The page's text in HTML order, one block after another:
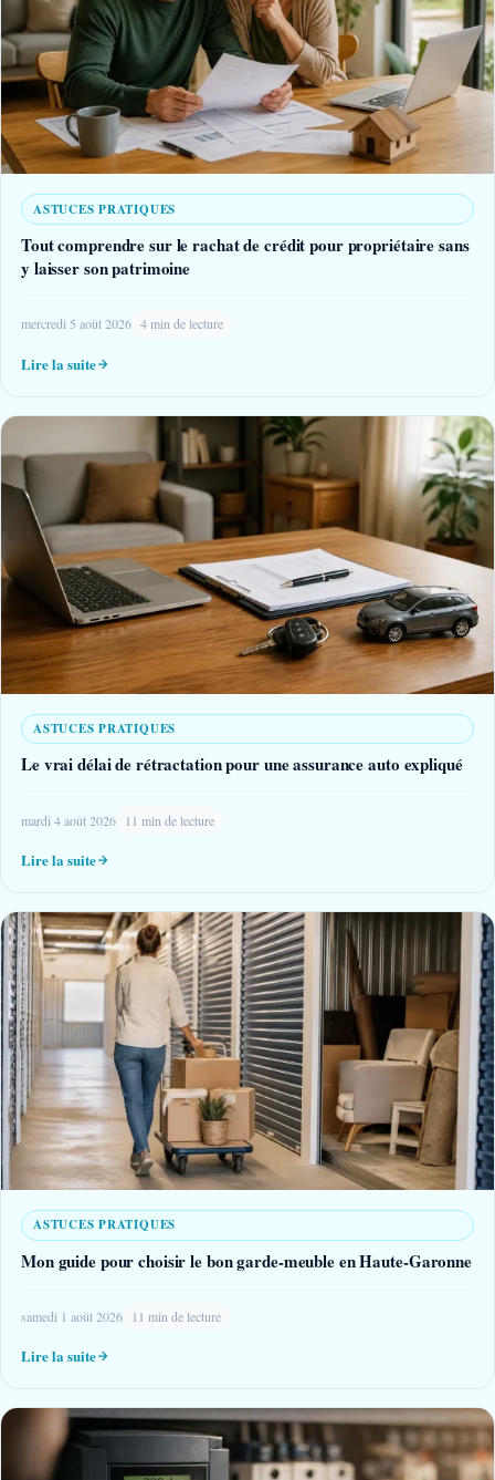
ASTUCES PRATIQUES
Tout comprendre sur le rachat de crédit pour propriétaire sans
y laisser son patrimoine
mercredi 5 août 2026 4 min de lecture
Lire la suite
ASTUCES PRATIQUES
Le vrai délai de rétractation pour une assurance auto expliqué
mardi 4 août 2026 11 min de lecture
Lire la suite
ASTUCES PRATIQUES
Mon guide pour choisir le bon garde-meuble en Haute-Garonne
samedi 1 août 2026 11 min de lecture
Lire la suite